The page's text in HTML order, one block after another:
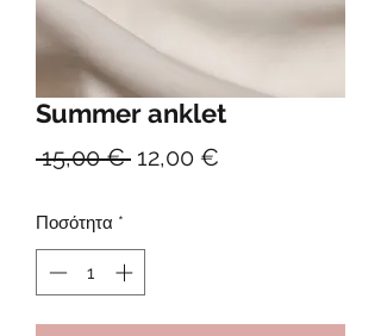
Summer anklet
15,00 € Κανονική
12,00 €
Ποσότητα *